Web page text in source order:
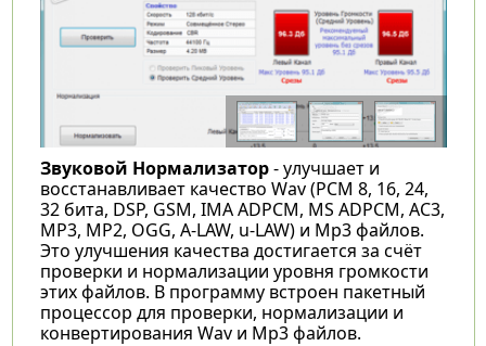
Звуковой Нормализатор- улучшает и
восстанавливает качество Wav (PCM 8, 16, 24,
32 бита, DSP, GSM, IMA ADPCM, MS ADPCM, AC3,
MP3, MP2, OGG, A-LAW, u-LAW) и Mp3 файлов.
Это улучшения качества достигается за счёт
проверки и нормализации уровня громкости
этих файлов. В программу встроен пакетный
процессор для проверки, нормализации и
конвертирования Wav и Mp3 файлов.